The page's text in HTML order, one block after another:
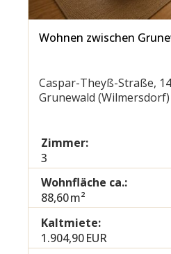
Wohnen zwischen
Caspar-Theyß-Straße,
Grunewald (Wilmersdorf)
Zimmer:
3
Wohnfläche ca.:
88,60 m²
Kaltmiete:
1.904,90 EUR